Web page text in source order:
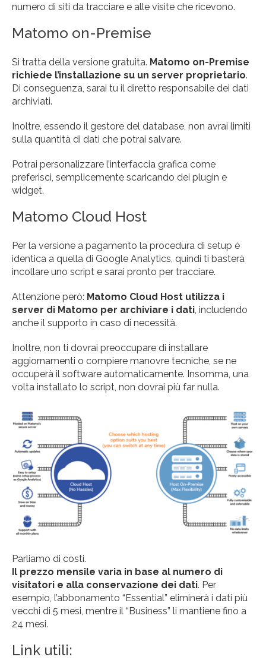
numero di siti da tracciare e alle visite che ricevono.
Matomo on-Premise
Si tratta della versione gratuita. Matomo on-Premise
richiede l’installazione su un server proprietario.
Di conseguenza, sarai tu il diretto responsabile dei dati
archiviati.
Inoltre, essendo il gestore del database, non avrai limiti
sulla quantità di dati che potrai salvare.
Potrai personalizzare l’interfaccia grafica come
preferisci, semplicemente scaricando dei plugin e
widget.
Matomo Cloud Host
Per la versione a pagamento la procedura di setup è
identica a quella di Google Analytics, quindi ti basterà
incollare uno script e sarai pronto per tracciare.
Attenzione però: Matomo Cloud Host utilizza i
server di Matomo per archiviare i dati, includendo
anche il supporto in caso di necessità.
Inoltre, non ti dovrai preoccupare di installare
aggiornamenti o compiere manovre tecniche, se ne
occuperà il software automaticamente. Insomma, una
volta installato lo script, non dovrai più far nulla.
Parliamo di costi.
Il prezzo mensile varia in base al numero di
visitatori e alla conservazione dei dati. Per
esempio, l’abbonamento “Essential” eliminerà i dati più
vecchi di 5 mesi, mentre il “Business” li mantiene fino a
24 mesi.
Link utili: